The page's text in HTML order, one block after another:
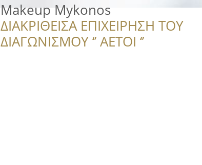
Makeup Mykonos
ΔΙΑΚΡΙΘΕΙΣΑ ΕΠΙΧΕΙΡΗΣΗ ΤΟΥ
ΔΙΑΓΩΝΙΣΜΟΥ ‘’ ΑΕΤΟΙ ‘’